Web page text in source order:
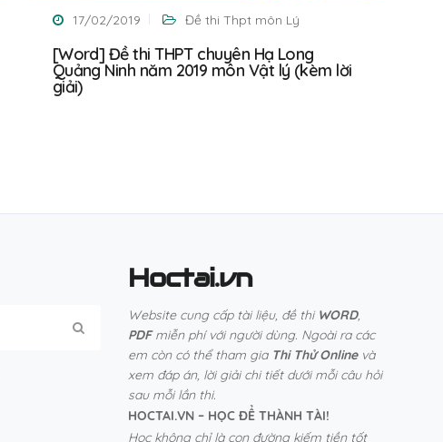
17/02/2019 Đề thi Thpt môn Lý
[Word] Đề thi THPT chuyên Hạ Long
Quảng Ninh năm 2019 môn Vật lý (kèm lời
giải)
Hoctai.vn
Website cung cấp tài liệu, đề thi WORD,
PDFmiễn phí với người dùng. Ngoài ra các
em còn có thể tham gia Thi Thử Onlinevà
xem đáp án, lời giải chi tiết dưới mỗi câu hỏi
sau mỗi lần thi.
HOCTAI.VN – HỌC ĐỂ THÀNH TÀI!
Học không chỉ là con đường kiếm tiền tốt